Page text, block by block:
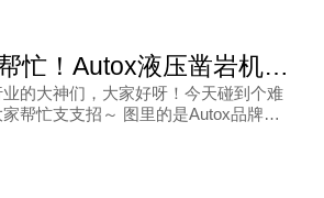
求大神帮忙！Autox液压凿岩机皮碗1522 5488（尺寸88x46）该咋选？
的大神们，大家好呀！今天碰到个难
帮忙支支招～ 图里的是Autox品牌的
件——皮碗，型号是1522 5488，尺